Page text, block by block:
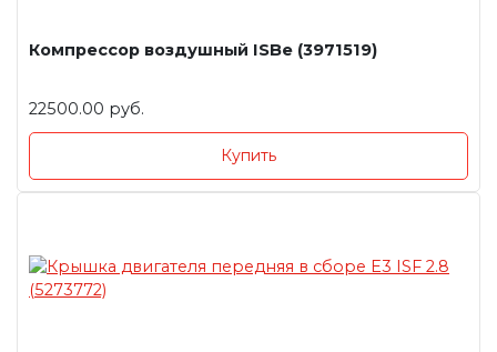
Компрессор воздушный ISBe (3971519)
22500.00 руб.
Купить